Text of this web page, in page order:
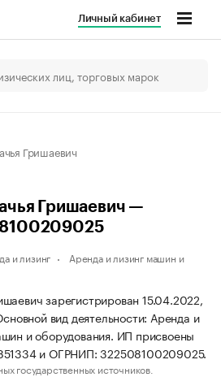
Личный кабинет
Гришаевич
Гришаевич —
и лизинг
Аренда и лизинг машин и
зарегистрирован 15.04.2022,
вид деятельности: Аренда и
и оборудования. ИП присвоены
и ОГРНИП: 322508100209025.
государственных источников.